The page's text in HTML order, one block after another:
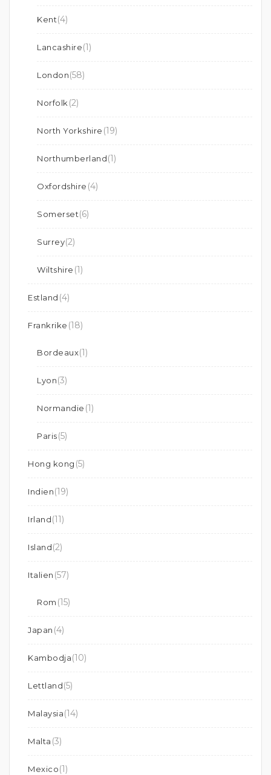
Kent(4)
Lancashire(1)
London(58)
Norfolk (2)
North Yorkshire (19)
Northumberland(1)
Oxfordshire (4)
Somerset(6)
Surrey(2)
Wiltshire (1)
Estland (4)
Frankrike (18)
Bordeaux(1)
Lyon(3)
Normandie (1)
Paris(5)
Hong kong (5)
Indien(19)
Irland(11)
Island(2)
Italien (57)
Rom (15)
Japan (4)
Kambodja(10)
Lettland(5)
Malaysia(14)
Malta (3)
Mexico(1)